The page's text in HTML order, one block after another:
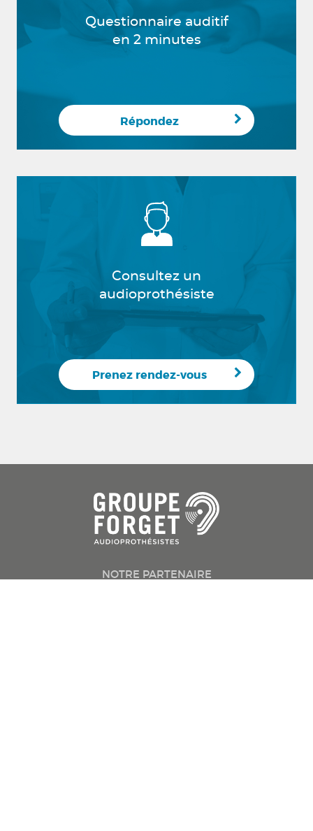
Questionnaire auditif
en 2 minutes
Répondez
Consultez un
audioprothésiste
Prenez rendez-vous
NOTRE PARTENAIRE